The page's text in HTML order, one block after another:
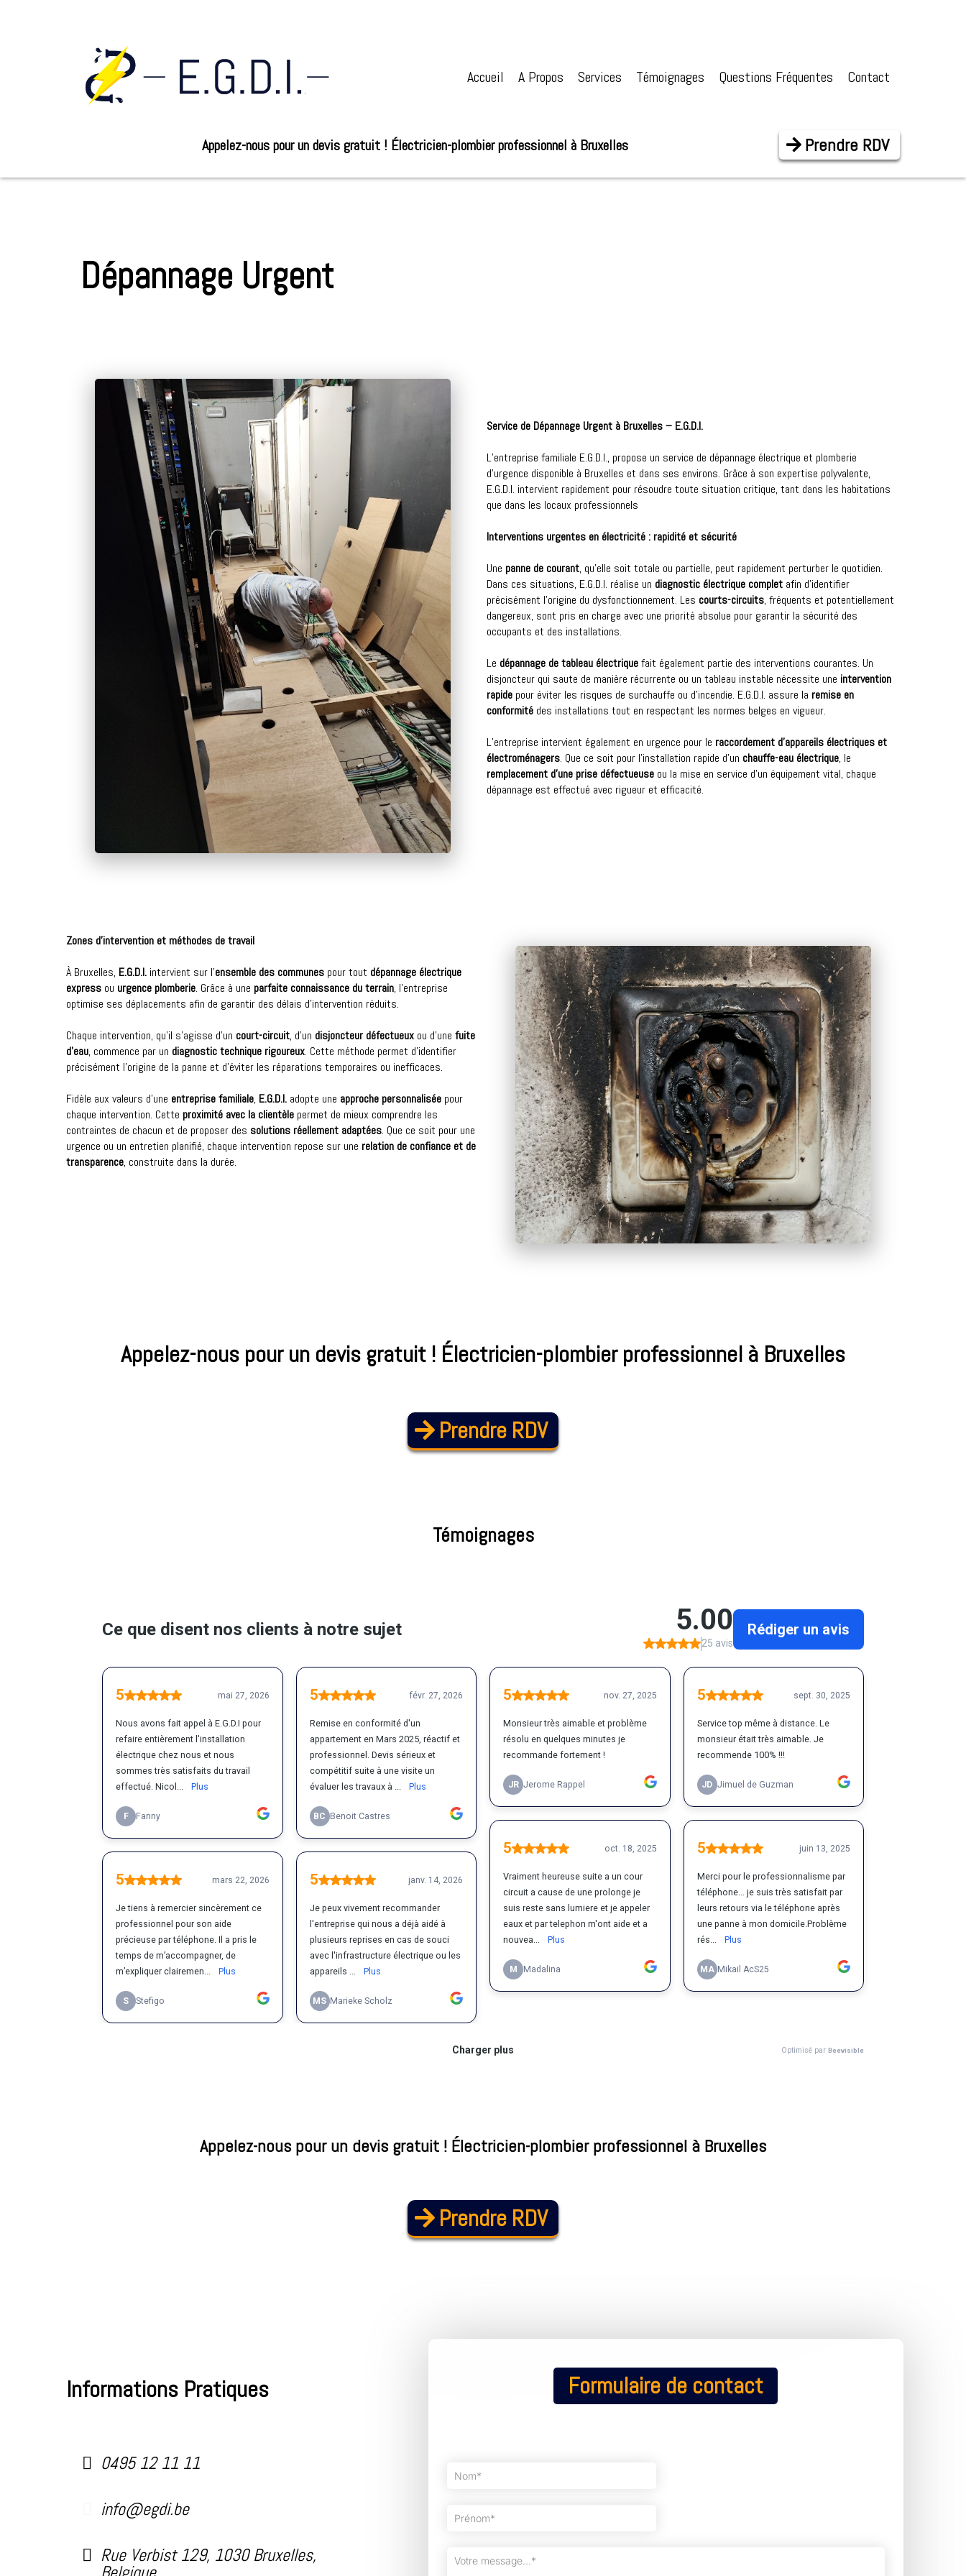
Accueil A Propos Services Témoignages Questions Fréquentes Contact
Appelez-nous pour un devis gratuit ! Électricien-plombier professionnel à Bruxelles Prendre RDV
Dépannage Urgent
Service de Dépannage Urgent à Bruxelles – E.G.D.I.
L’entreprise familiale E.G.D.I., propose un service de dépannage électrique et plomberie
d’urgence disponible à Bruxelles et dans ses environs. Grâce à son expertise polyvalente,
E.G.D.I. intervient rapidement pour résoudre toute situation critique, tant dans les habitations
que dans les locaux professionnels
Interventions urgentes en électricité : rapidité et sécurité
Une panne de courant, qu’elle soit totale ou partielle, peut rapidement perturber le quotidien.
Dans ces situations, E.G.D.I. réalise un diagnostic électrique complet afin d’identifier
précisément l’origine du dysfonctionnement. Les courts-circuits, fréquents et potentiellement
dangereux, sont pris en charge avec une priorité absolue pour garantir la sécurité des
occupants et des installations.
Le dépannage de tableau électriquefait également partie des interventions courantes. Un
disjoncteur qui saute de manière récurrente ou un tableau instable nécessite une intervention
rapide pour éviter les risques de surchauffe ou d’incendie. E.G.D.I. assure la remise en
conformité des installations tout en respectant les normes belges en vigueur.
L’entreprise intervient également en urgence pour le raccordement d’appareils électriques et
électroménagers. Que ce soit pour l’installation rapide d’un chauffe-eau électrique, le
remplacement d’une prise défectueuse ou la mise en service d’un équipement vital, chaque
dépannage est effectué avec rigueur et efficacité.
Zones d’intervention et méthodes de travail
À Bruxelles, E.G.D.I. intervient sur l’ensemble des communes pour tout dépannage électrique
express ou urgence plomberie. Grâce à une parfaite connaissance du terrain, l’entreprise
optimise ses déplacements afin de garantir des délais d’intervention réduits.
Chaque intervention, qu’il s’agisse d’un court-circuit, d’un disjoncteur défectueux ou d’une fuite
d’eau, commence par un diagnostic technique rigoureux. Cette méthode permet d’identifier
précisément l’origine de la panne et d’éviter les réparations temporaires ou inefficaces.
Fidèle aux valeurs d’une entreprise familiale, E.G.D.I. adopte une approche personnalisée pour
chaque intervention. Cette proximité avec la clientèle permet de mieux comprendre les
contraintes de chacun et de proposer des solutions réellement adaptées. Que ce soit pour une
urgence ou un entretien planifié, chaque intervention repose sur une relation de confiance et de
transparence, construite dans la durée.
Appelez-nous pour un devis gratuit ! Électricien-plombier professionnel à Bruxelles
Prendre RDV
Témoignages
Appelez-nous pour un devis gratuit ! Électricien-plombier professionnel à Bruxelles
Prendre RDV
Informations Pratiques
0495 12 11 11
info@egdi.be
Rue Verbist 129, 1030 Bruxelles,
Formulaire de contact